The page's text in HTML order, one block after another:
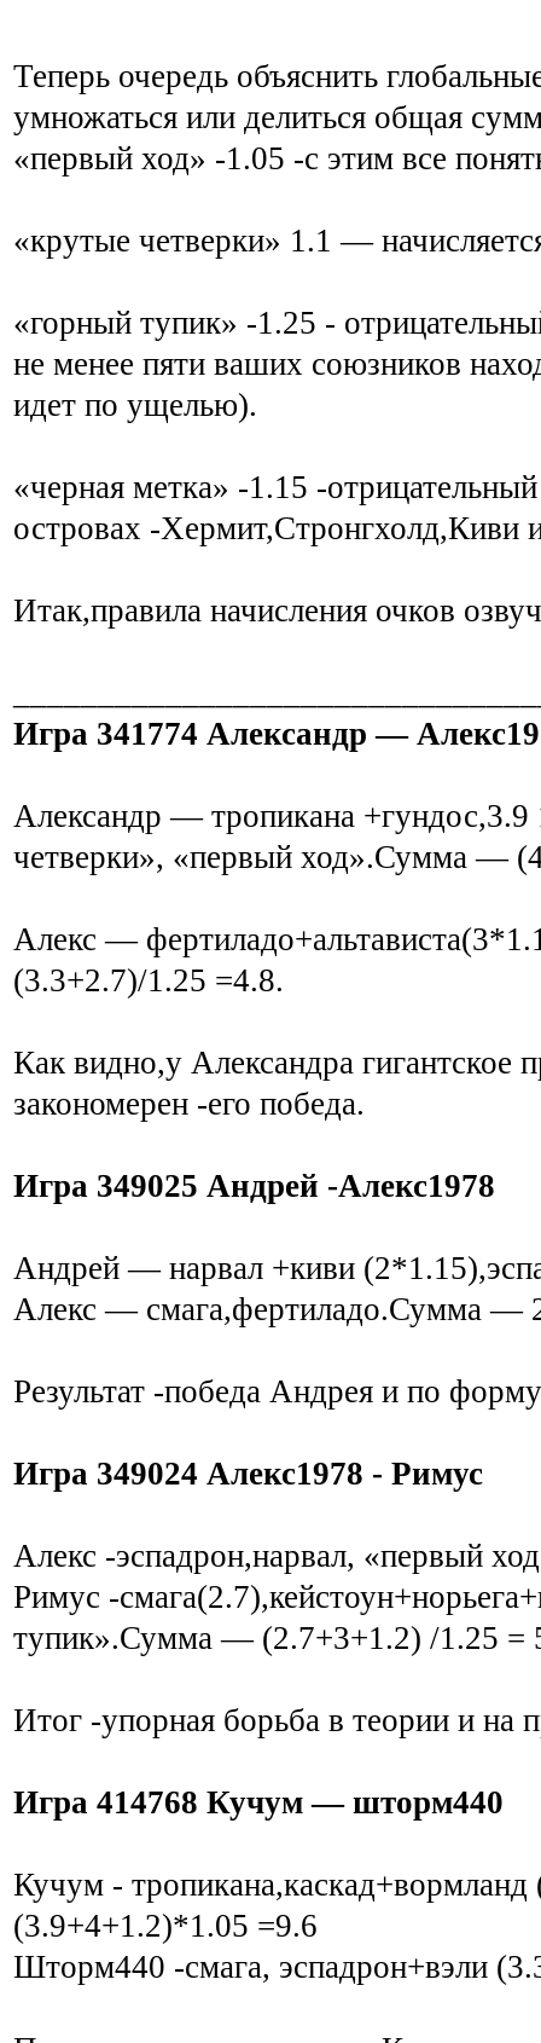
Теперь очередь объяснить
умножаться или делиться общая
«первый ход» -1.05 -с этим все
«крутые четверки» 1.1 —
«горный тупик» -1.25 -
не менее пяти ваших союзников
идет по ущелью).
«черная метка» -1.15 -
островах -Хермит,Стронгхолд,Киви
Итак,правила начисления очков
Игра 341774 Александр —
Александр — тропикана
четверки», «первый ход».Сумма —
Алекс —
(3.3+2.7)/1.25 =4.8.
Как видно,у Александра гигантское
закономерен -его победа.
Игра 349025 Андрей -Алекс1978
Андрей — нарвал +киви
Алекс — смага,фертиладо.Сумма —
Результат -победа Андрея и по
Игра 349024 Алекс1978 - Римус
Алекс -эспадрон,нарвал, «первый
Римус -
тупик».Сумма — (2.7+3+1.2) /1.25 =
Итог -упорная борьба в теории и на
Игра 414768 Кучум — шторм440
Кучум -
(3.9+4+1.2)*1.05 =9.6
Шторм440 -смага, эспадрон+вэли